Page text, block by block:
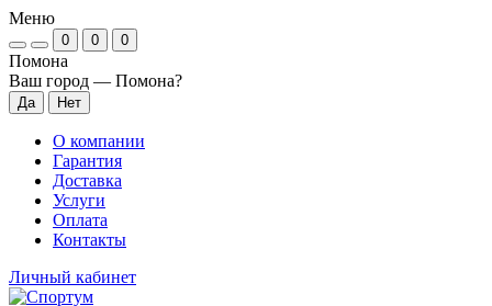
Меню
0 0 0
Помона
Ваш город — Помона?
О компании
Гарантия
Доставка
Услуги
Оплата
Контакты
Личный кабинет